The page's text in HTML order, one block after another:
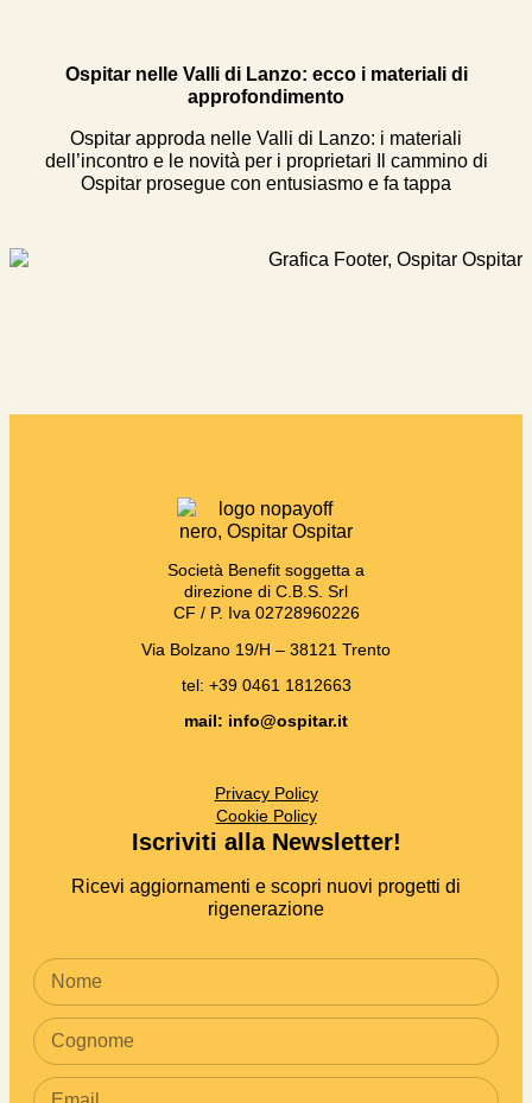
Ospitar nelle Valli di Lanzo: ecco i materiali di
approfondimento
Ospitar approda nelle Valli di Lanzo: i materiali
dell’incontro e le novità per i proprietari Il cammino di
Ospitar prosegue con entusiasmo e fa tappa
Società Benefit soggetta a
direzione di C.B.S. Srl
CF / P. Iva 02728960226
Via Bolzano 19/H – 38121 Trento
tel: +39 0461 1812663
mail: info@ospitar.it
Privacy Policy
Cookie Policy
Iscriviti alla Newsletter!
Ricevi aggiornamenti e scopri nuovi progetti di
rigenerazione